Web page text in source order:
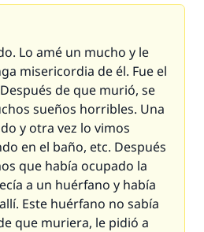
Lo amé un mucho y le
misericordia de él. Fue el
de que murió, se
sueños horribles. Una
y otra vez lo vimos
en el baño, etc. Después
que había ocupado la
a un huérfano y había
Este huérfano no sabía
que muriera, le pidió a